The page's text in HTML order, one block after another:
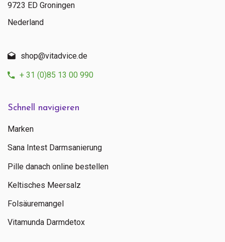
Schnell navigieren
Marken
Sana Intest Darmsanierung
Pille danach online bestellen
Keltisches Meersalz
Folsäuremangel
Vitamunda Darmdetox
9723 ED Groningen
Nederland
shop@vitadvice.de
+ 31 (0)85 13 00 990